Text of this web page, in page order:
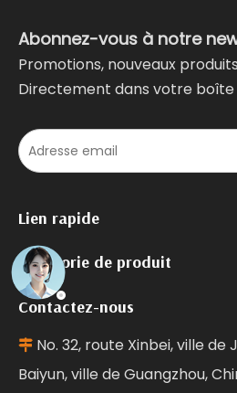
Abonnez-vous à notre
Promotions, nouveaux
Directement dans votre
Lien rapide
Catégorie de produit
Contactez-nous
 No. 32, route Xinbei, ville
Baiyun, ville de Guangzhou,